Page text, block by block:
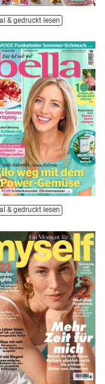
& gedruckt lesen
& gedruckt lesen